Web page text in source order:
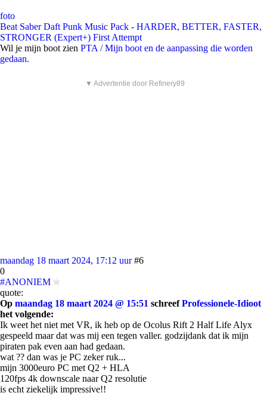
foto
Beat Saber Daft Punk Music Pack - HARDER, BETTER, FASTER,
STRONGER (Expert+) First Attempt
Wil je mijn boot zien PTA / Mijn boot en de aanpassing die worden
gedaan.
▼ Advertentie door Refinery89
maandag 18 maart 2024, 17:12 uur #6
0
#ANONIEM
quote:
Op maandag 18 maart 2024 @ 15:51 schreefProfessionele-Idioot
het volgende:
Ik weet het niet met VR, ik heb op de Ocolus Rift 2 Half Life Alyx
gespeeld maar dat was mij een tegen valler. godzijdank dat ik mijn
piraten pak even aan had gedaan.
wat ?? dan was je PC zeker ruk...
mijn 3000euro PC met Q2 + HLA
120fps 4k downscale naar Q2 resolutie
is echt ziekelijk impressive!!